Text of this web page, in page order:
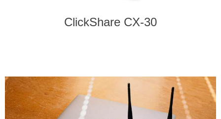
ClickShare CX-30